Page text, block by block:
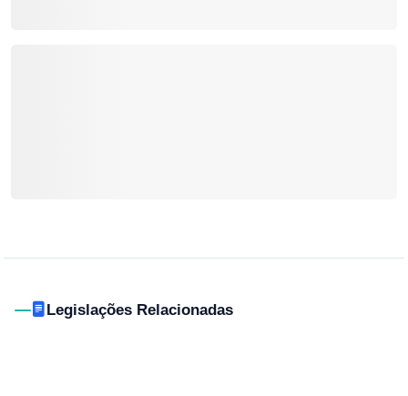
Legislações Relacionadas